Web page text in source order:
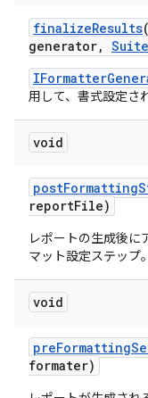
finalizeResults(
generator, Suite
用して、書式設定さ
void
postFormatting
reportFile)
レポートの生成後に
マット設定ステップ。
void
preFormatting
formater)